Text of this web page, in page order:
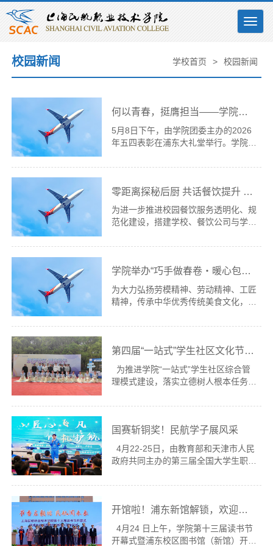
校园新闻 学校首页 > 校园新闻
何以青春，挺膺担当——学院团委举办2026年五四表彰
5月8日下午，由学院团委主办的2026
年五四表彰在浦东大礼堂举行。学院纪
代表齐聚一堂，共忆五四精神，共话青
中启幕，全场肃立奏唱国歌，气氛庄重
热烈。秦刚首先代表学院党委，向全院
共青团员、青年师生致以节日问候，向
受表彰的集体和个人表示热烈祝贺，向
实际，对广大青年提出三点....
零距离探秘后厨 共话餐饮提升 —— 浦东校区食堂举办后厨开放日活动
为进一步推进校园餐饮服务透明化、规
范化建设，搭建学校、餐饮公司与学生
的安全与用餐体验，学校后勤保障处组
开展后厨开放日活动。后勤保障处孙凤
娇老师、各餐饮公司食品安全员及现场
经理全程陪同讲解，让学生们沉浸式了
解食堂运营与食品安全管理全流程。
与口罩，做好全面卫生防护...
学院举办“巧手做春卷・暖心包烧麦，欢乐迎五一”劳动教育主题活动
为大力弘扬劳模精神、劳动精神、工匠
精神，传承中华优秀传统美食文化，扎
生面的劳动教育主题活动——“巧手做
东校区第二食堂一楼成功举办。本次活
办，35名在校学生踊跃参与。大家在
动手实践中感受劳动之美、品味文化之
堂专业面点师傅围绕春卷包制....
第四届“一站式”学生社区文化节落幕
为推进学院“一站式”学生社区综合管
理模式建设，落实立德树人根本任务，
届“一站式”学生社区文化节。本届文化
底线・传民航匠心・筑温馨家园”为主
题，活动覆盖民航文化、文明创建、非
遗体验、文体互动等多个领域，参与度
高、覆盖面广、育人效果显著。 4月
唱、街舞社街舞表演、舞蹈社...
国赛斩铜奖！民航学子展风采
4月22-25日，由教育部和天津市人民
政府共同主办的第三届全国大学生职业
重举行。我院学子作为上海市职教赛道
与全国800名各省代表选手角逐竞技，
凭借扎实的专业素养和出色的综合表
现，斩获全国铜奖。 本届大赛以“筑梦
开馆啦！浦东新馆解锁，欢迎来“读”占C位！
4月24 日上午，学院第十三届读书节
开幕式暨浦东校区图书馆（新馆）开馆